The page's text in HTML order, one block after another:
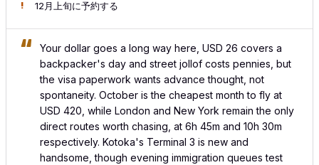
12月上旬に予約する
Your dollar goes a long way here, USD 26 covers a
backpacker's day and street jollof costs pennies, but
the visa paperwork wants advance thought, not
spontaneity. October is the cheapest month to fly at
USD 420, while London and New York remain the only
direct routes worth chasing, at 6h 45m and 10h 30m
respectively. Kotoka's Terminal 3 is new and
handsome, though evening immigration queues test